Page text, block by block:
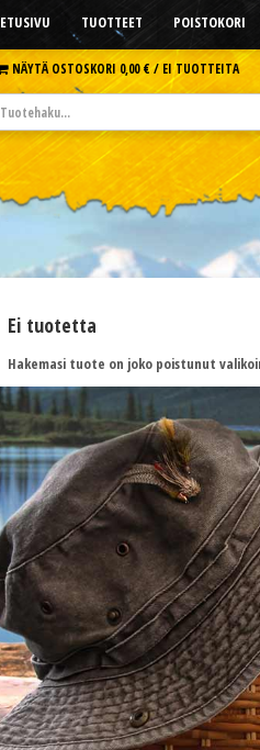
ETUSIVU TUOTTEET POISTOKORI
NÄYTÄ OSTOSKORI 0,00 € /EI TUOTTEITA
Ei tuotetta
Hakemasi tuote on joko poistunut